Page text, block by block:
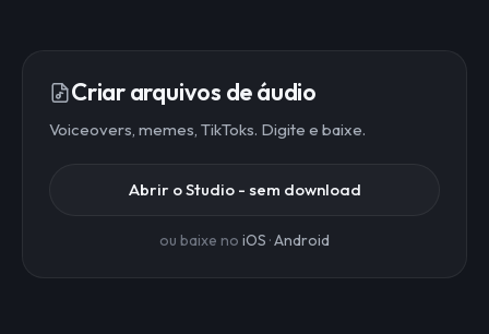
Criar arquivos de áudio
Voiceovers, memes, TikToks. Digite e baixe.
Abrir o Studio - sem download
ou baixe no iOS ·Android